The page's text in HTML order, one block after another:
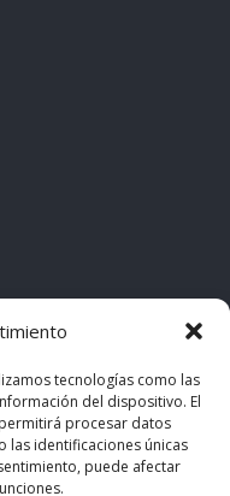
tecnologías como las
del dispositivo. El
procesar datos
las identificaciones únicas
puede afectar